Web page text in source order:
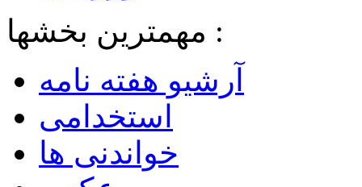
مهمترین بخشها :
آرشیو هفته نامه
استخدامی
خواندنی ها